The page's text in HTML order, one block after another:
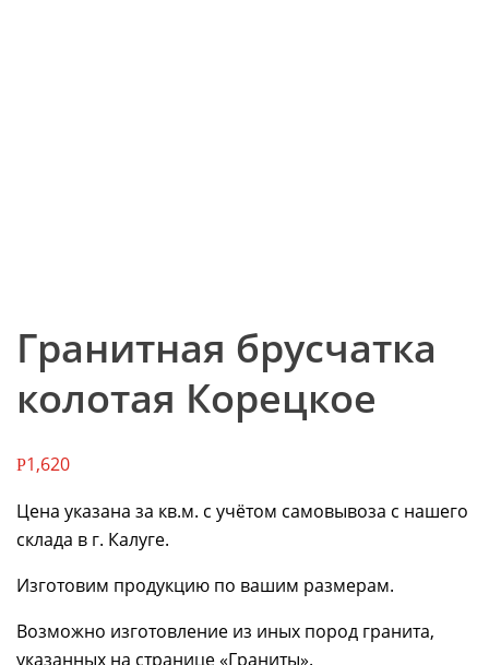
Гранитная брусчатка
колотая Корецкое
Р1,620
Цена указана за кв.м. с учётом самовывоза с нашего
склада в г. Калуге.
Изготовим продукцию по вашим размерам.
Возможно изготовление из иных пород гранита,
указанных на странице «Граниты».